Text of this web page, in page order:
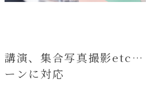
講演、集合写真撮影etc…
ーンに対応